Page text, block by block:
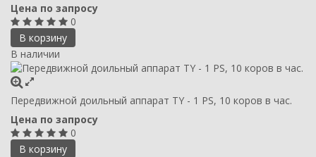
Цена по запросу
0
В корзину
В наличии
Передвижной доильный аппарат TY - 1 PS, 10 коров в час.
Цена по запросу
0
В корзину